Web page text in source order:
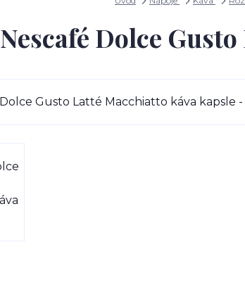
Nescafé Dolce